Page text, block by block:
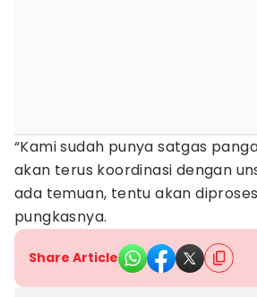
“Kami sudah punya satgas
akan terus koordinasi dengan
ada temuan, tentu akan
pungkasnya.
Share Article